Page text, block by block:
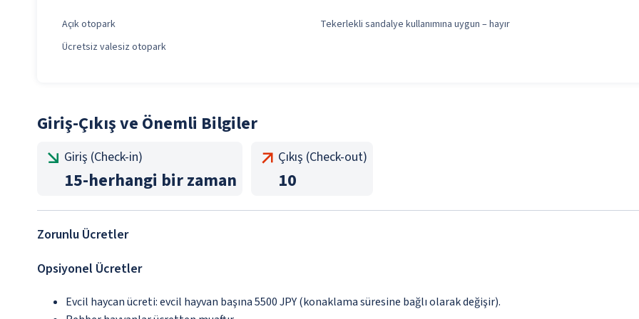
Açık otopark
Tekerlekli sandalye kullanımına uygun – hayır
Ücretsiz valesiz otopark
Giriş-Çıkış ve Önemli Bilgiler
Giriş (Check-in)
15-herhangi bir zaman
Çıkış (Check-out)
10
Zorunlu Ücretler
Opsiyonel Ücretler
Evcil haycan ücreti: evcil hayvan başına 5500 JPY (konaklama süresine bağlı olarak değişir).